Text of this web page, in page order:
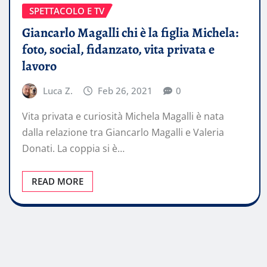
SPETTACOLO E TV
Giancarlo Magalli chi è la figlia Michela:
foto, social, fidanzato, vita privata e
lavoro
Luca Z. Feb 26, 2021 0
Vita privata e curiosità Michela Magalli è nata
dalla relazione tra Giancarlo Magalli e Valeria
Donati. La coppia si è…
READ MORE